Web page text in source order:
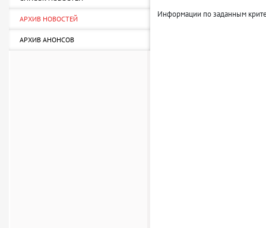
АРХИВ НОВОСТЕЙ
АРХИВ АНОНСОВ
Информации по заданным